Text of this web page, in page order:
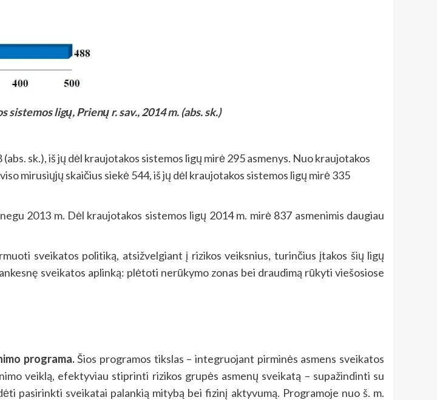
ligų, Prienų r. sav., 2014 m. (abs. sk.)
sk.), iš jų dėl kraujotakos sistemos ligų mirė 295 asmenys. Nuo kraujotakos
mirusiųjų skaičius siekė 544, iš jų dėl kraujotakos sistemos ligų mirė 335
2013 m. Dėl kraujotakos sistemos ligų 2014 m. mirė 837 asmenimis daugiau
sveikatos politiką, atsižvelgiant į rizikos veiksnius, turinčius įtakos šių ligų
sveikatos aplinką: plėtoti nerūkymo zonas bei draudimą rūkyti viešosiose
programa.Šios programos tikslas – integruojant pirminės asmens sveikatos
veiklą, efektyviau stiprinti rizikos grupės asmenų sveikatą – supažindinti su
pasirinkti sveikatai palankią mitybą bei fizinį aktyvumą. Programoje nuo š. m.